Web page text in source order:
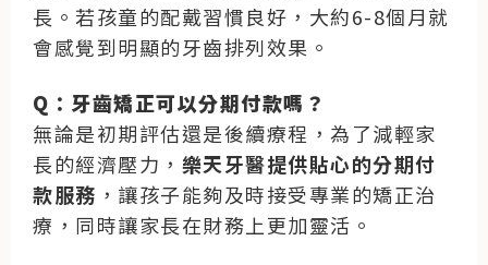
長。若孩童的配戴習慣良好，大約6-8個月就
會感覺到明顯的牙齒排列效果。
Q：牙齒矯正可以分期付款嗎？
無論是初期評估還是後續療程，為了減輕家
長的經濟壓力， 樂天牙醫提供貼心的分期付
款服務 ，讓孩子能夠及時接受專業的矯正治
療，同時讓家長在財務上更加靈活。